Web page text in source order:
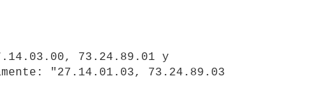
"27.14.01.03, 73.24.89.03